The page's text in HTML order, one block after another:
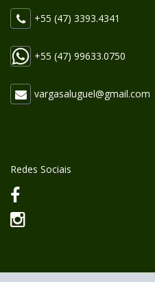
+55 (47) 3393.4341
+55 (47) 99633.0750
vargasaluguel@gmail.com
Redes Sociais